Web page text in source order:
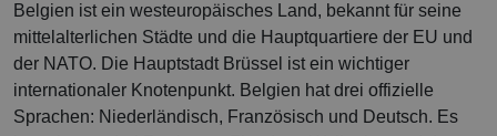
Belgien ist ein westeuropäisches Land, bekannt für seine
mittelalterlichen Städte und die Hauptquartiere der EU und
der NATO. Die Hauptstadt Brüssel ist ein wichtiger
internationaler Knotenpunkt. Belgien hat drei offizielle
Sprachen: Niederländisch, Französisch und Deutsch. Es